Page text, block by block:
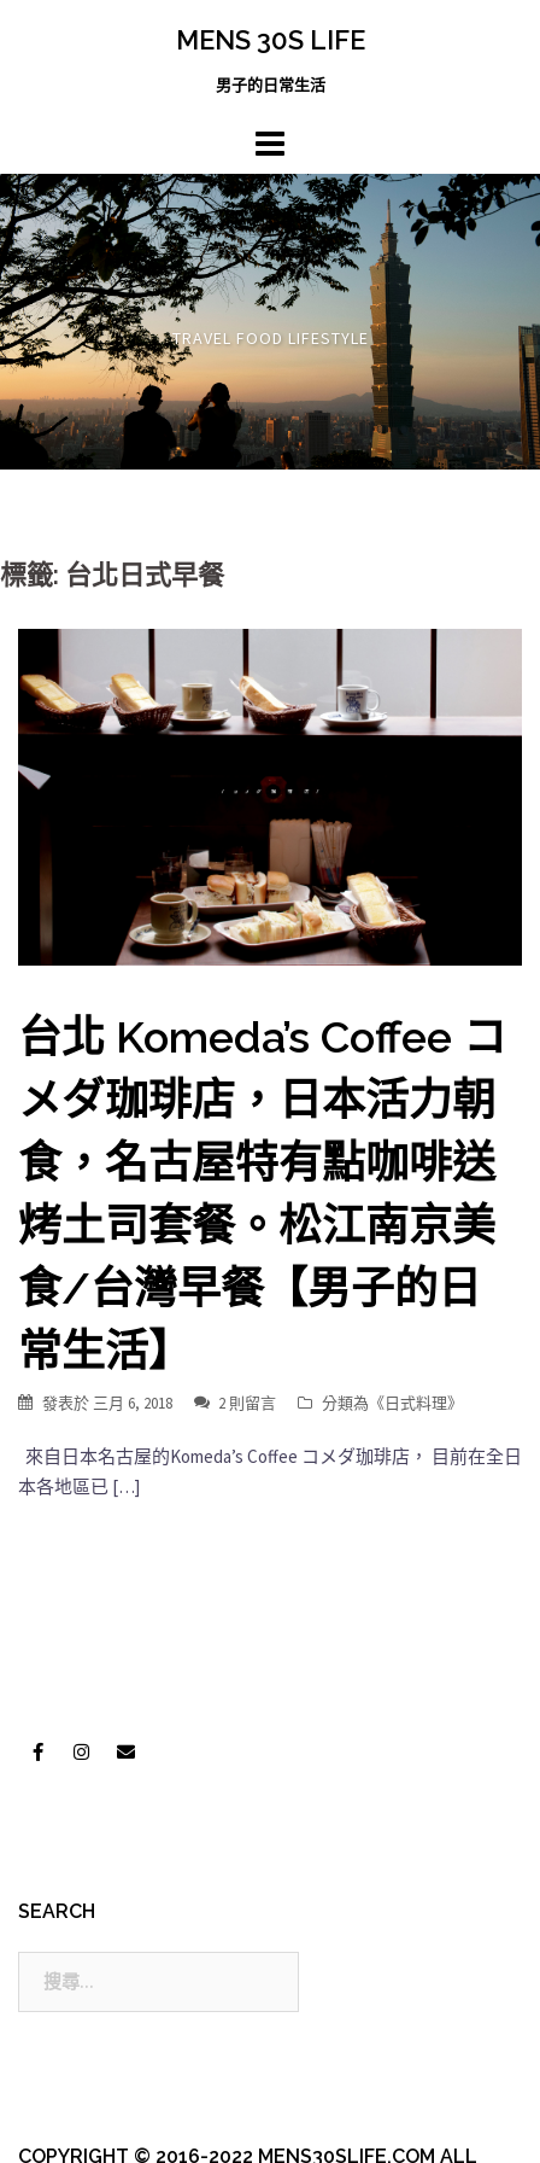
MENS 30S LIFE
男子的日常生活
TRAVEL FOOD LIFESTYLE
標籤: 台北日式早餐
台北 Komeda’s Coffee コ
メダ珈琲店，日本活力朝
食，名古屋特有點咖啡送
烤土司套餐。松江南京美
食/台灣早餐【男子的日
常生活】
發表於 三月 6, 2018 2 則留言 分類為《日式料理》
來自日本名古屋的Komeda’s Coffee コメダ珈琲店， 目前在全日
本各地區已 […]
SEARCH
COPYRIGHT © 2016-2022 MENS30SLIFE.COM ALL